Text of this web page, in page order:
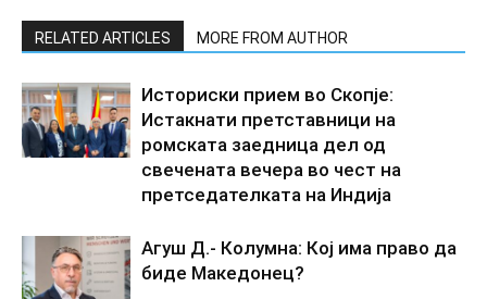
RELATED ARTICLES MORE FROM AUTHOR
Историски прием во Скопје:
Истакнати претставници на
ромската заедница дел од
свечената вечера во чест на
претседателката на Индија
Агуш Д.- Колумна: Кој има право да
биде Македонец?